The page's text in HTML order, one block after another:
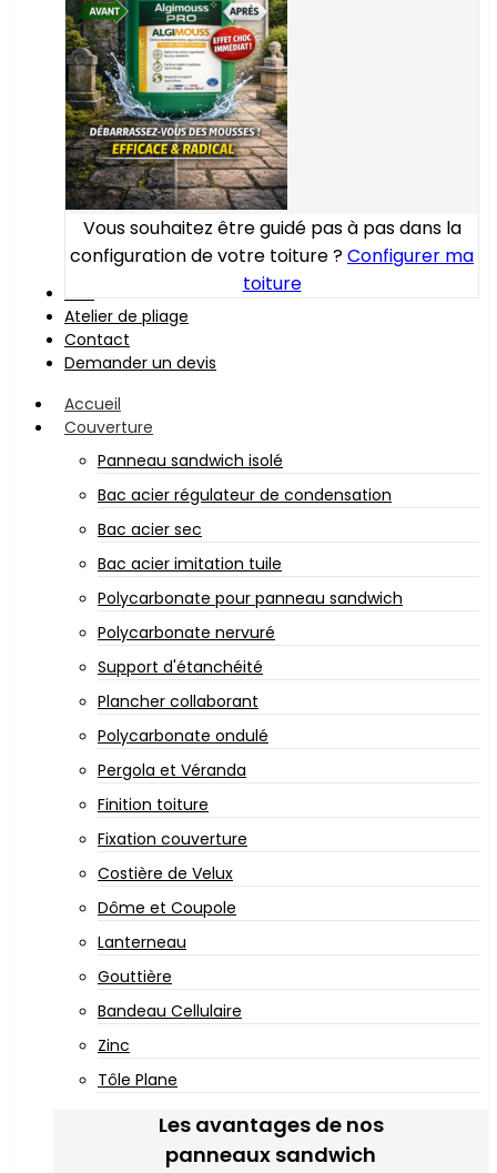
Vous souhaitez être guidé pas à pas dans la
configuration de votre toiture ?Configurer ma
toiture
Atelier de pliage
Contact
Demander un devis
Accueil
Couverture
Panneau sandwich isolé
Bac acier régulateur de condensation
Bac acier sec
Bac acier imitation tuile
Polycarbonate pour panneau sandwich
Polycarbonate nervuré
Support d'étanchéité
Plancher collaborant
Polycarbonate ondulé
Pergola et Véranda
Finition toiture
Fixation couverture
Costière de Velux
Dôme et Coupole
Lanterneau
Gouttière
Bandeau Cellulaire
Zinc
Tôle Plane
Les avantages de nos
panneaux sandwich